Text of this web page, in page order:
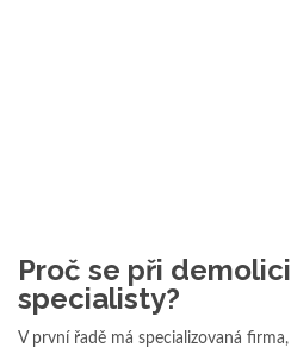
Proč se při
specialisty?
V první řadě má specializovaná